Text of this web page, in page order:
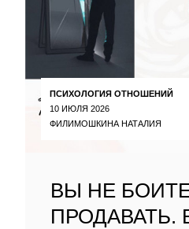
ПСИХОЛОГИЯ ОТНОШЕНИЙ
10 ИЮЛЯ 2026
ФИЛИМОШКИНА НАТАЛИЯ
ВЫ НЕ
ПРОДАВАТЬ.